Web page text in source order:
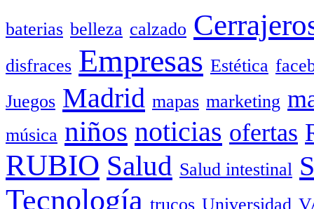
baterias belleza calzado
disfraces Empresas Estética
Juegos Madrid mapas marketing
música niños noticias ofertas
RUBIO Salud Salud intestinal
Tecnología trucos Universidad